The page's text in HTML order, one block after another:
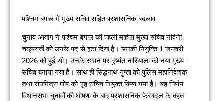
पश्चिम बंगाल में मुख्य सचिव सहित प्रशासनिक बदलाव
चुनाव आयोग ने पश्चिम बंगाल की पहली महिला मुख्य सचिव नंदिनी
चक्रवर्ती को उनके पद से हटा दिया है। उनकी नियुक्ति 1 जनवरी
2026 को हुई थी। उनके स्थान पर दुष्यंत नारियाला को नया मुख्य
सचिव बनाया गया है। साथ ही सिद्धनाथ गुप्ता को पुलिस महानिदेशक
तथा संघमित्रा घोष को गृह सचिव नियुक्त किया गया है। यह निर्णय
विधानसभा चुनावों की घोषणा के बाद प्रशासनिक फेरबदल के तहत